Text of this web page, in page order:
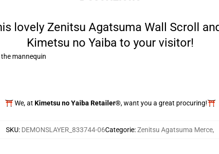
lovely Zenitsu Agatsuma Wall Scroll
Kimetsu no Yaiba to your visitor!
mannequin
⛩️ We, at Kimetsu no Yaiba Retailer®, want you a great procuring!⛩️
SKU: DEMONSLAYER_833744-06Categorie:Zenitsu Agatsuma Merce,